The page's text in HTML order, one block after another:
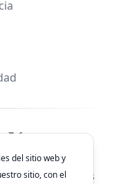
X
. Todos los derechos
del sitio web y
sitio, con el